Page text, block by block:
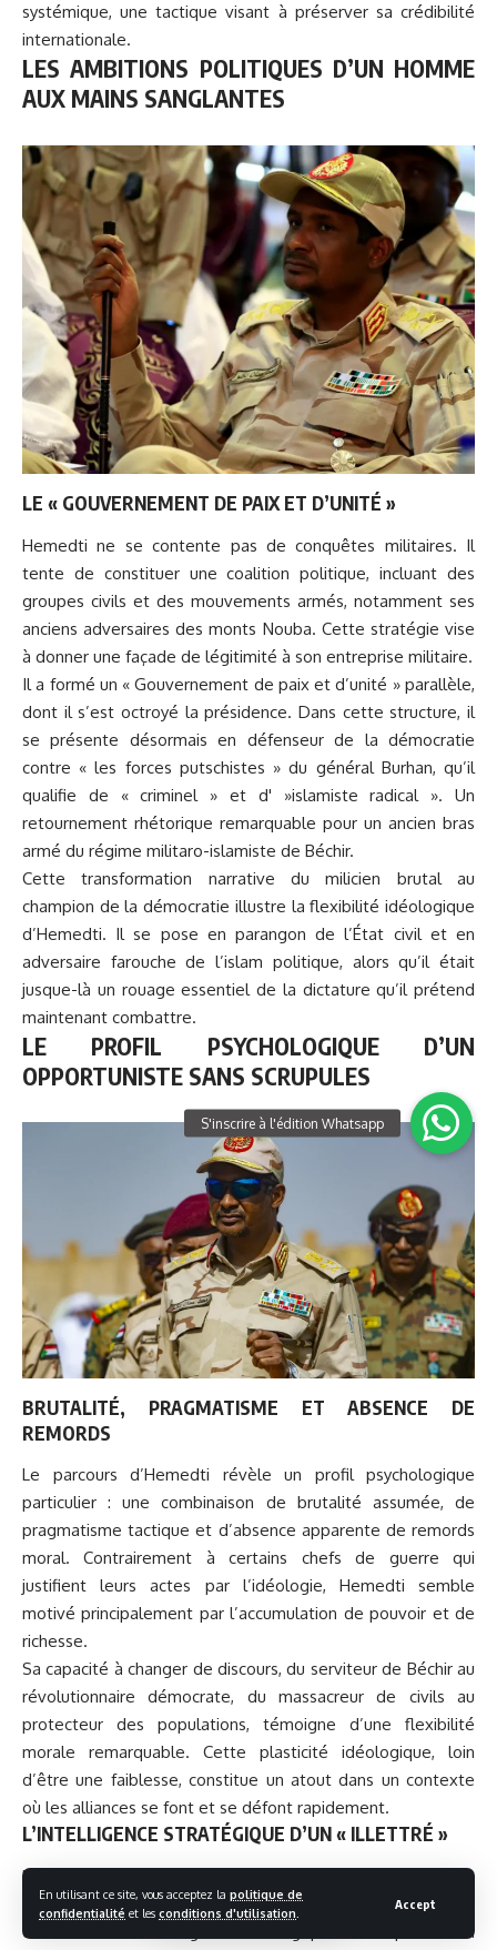
En utilisant ce site, vous acceptez la politique de
confidentialité et les conditions d'utilisation
Accept
systémique, une tactique visant à préserver sa crédibilité
internationale.
LES AMBITIONS POLITIQUES D’UN HOMME
AUX MAINS SANGLANTES
LE « GOUVERNEMENT DE PAIX ET D’UNITÉ »
Hemedti ne se contente pas de conquêtes militaires. Il
tente de constituer une coalition politique, incluant des
groupes civils et des mouvements armés, notamment ses
anciens adversaires des monts Nouba. Cette stratégie vise
à donner une façade de légitimité à son entreprise militaire.
Il a formé un « Gouvernement de paix et d’unité » parallèle,
dont il s’est octroyé la présidence. Dans cette structure, il
se présente désormais en défenseur de la démocratie
contre « les forces putschistes » du général Burhan, qu’il
qualifie de « criminel » et d' »islamiste radical ». Un
retournement rhétorique remarquable pour un ancien bras
armé du régime militaro-islamiste de Béchir.
Cette transformation narrative du milicien brutal au
champion de la démocratie illustre la flexibilité idéologique
d’Hemedti. Il se pose en parangon de l’État civil et en
adversaire farouche de l’islam politique, alors qu’il était
jusque-là un rouage essentiel de la dictature qu’il prétend
maintenant combattre.
LE PROFIL PSYCHOLOGIQUE D’UN
OPPORTUNISTE SANS SCRUPULES
BRUTALITÉ, PRAGMATISME ET ABSENCE DE
REMORDS
Le parcours d’Hemedti révèle un profil psychologique
particulier : une combinaison de brutalité assumée, de
pragmatisme tactique et d’absence apparente de remords
moral. Contrairement à certains chefs de guerre qui
justifient leurs actes par l’idéologie, Hemedti semble
motivé principalement par l’accumulation de pouvoir et de
richesse.
Sa capacité à changer de discours, du serviteur de Béchir au
révolutionnaire démocrate, du massacreur de civils au
protecteur des populations, témoigne d’une flexibilité
morale remarquable. Cette plasticité idéologique, loin
d’être une faiblesse, constitue un atout dans un contexte
où les alliances se font et se défont rapidement.
L’INTELLIGENCE STRATÉGIQUE D’UN « ILLETTRÉ »
Malgré son manque d’éducation formelle, source de mépris
de la part de l’élite urbaine de Khartoum, Hemedti a
démontré une intelligence stratégique remarquable. Sa